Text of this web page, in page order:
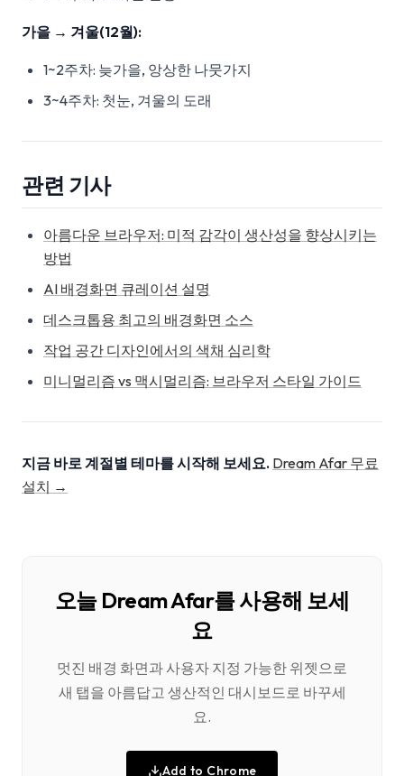
가을 → 겨울(12월):
1~2주차: 늦가을, 앙상한 나뭇가지
3~4주차: 첫눈, 겨울의 도래
관련 기사
아름다운 브라우저: 미적 감각이 생산성을 향상시키는
방법
AI 배경화면 큐레이션 설명
데스크톱용 최고의 배경화면 소스
작업 공간 디자인에서의 색채 심리학
미니멀리즘 vs 맥시멀리즘: 브라우저 스타일 가이드
지금 바로 계절별 테마를 시작해 보세요. Dream Afar 무료
설치 →
오늘 Dream Afar를 사용해 보세
요
멋진 배경 화면과 사용자 지정 가능한 위젯으로
새 탭을 아름답고 생산적인 대시보드로 바꾸세
요.
Add to Chrome